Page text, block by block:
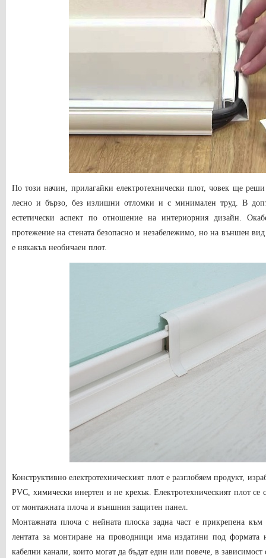
По този начин, прилагайки електротехнически плот, човек ще
лесно и бързо, без излишни отломки и с минимален труд. В
естетически аспект по отношение на интериорния дизайн.
протежение на стената безопасно и незабележимо, но на външен
е някакъв необичаен плот.
Конструктивно електротехническият плот е разглобяем продукт,
PVC, химически инертен и не крехък. Електротехническият плот се
от монтажната плоча и външния защитен панел.
Монтажната плоча с нейната плоска задна част е прикрепена към
лентата за монтиране на проводници има издатини под
кабелни канали, които могат да бъдат един или повече, в зависимост